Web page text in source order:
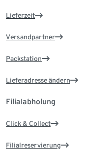
Lieferzeit
Versandpartner
Packstation
Lieferadresse ändern
Filialabholung
Click & Collect
Filialreservierung